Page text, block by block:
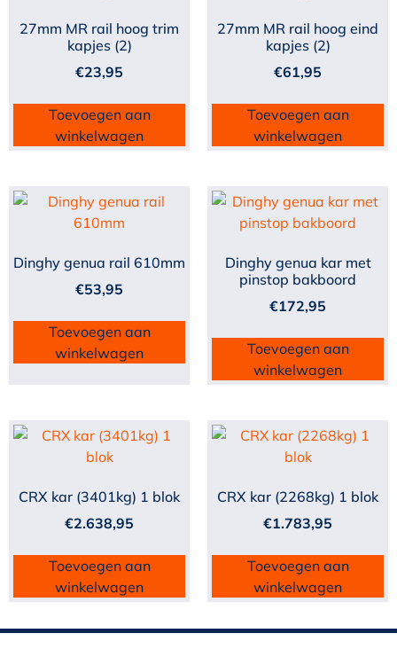
27mm MR rail hoog trim
kapjes (2)
€23,95
Toevoegen aan
winkelwagen
27mm MR rail hoog eind
kapjes (2)
€61,95
Toevoegen aan
winkelwagen
Dinghy genua rail 610mm
€53,95
Toevoegen aan
winkelwagen
Dinghy genua kar met
pinstop bakboord
€172,95
Toevoegen aan
winkelwagen
CRX kar (3401kg) 1 blok
€2.638,95
Toevoegen aan
winkelwagen
CRX kar (2268kg) 1 blok
€1.783,95
Toevoegen aan
winkelwagen